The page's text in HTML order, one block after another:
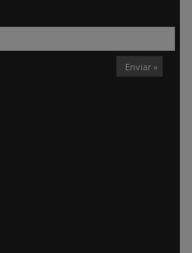
Enviar »